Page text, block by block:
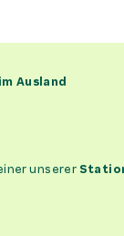
Ausland
unserer